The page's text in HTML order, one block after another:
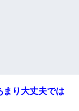
まり大丈夫では